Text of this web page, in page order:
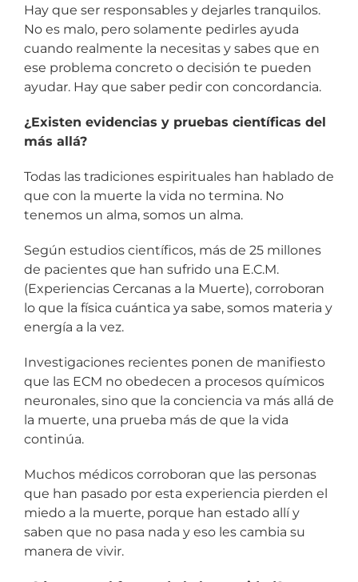
Hay que ser responsables y dejarles tranquilos.
No es malo, pero solamente pedirles ayuda
cuando realmente la necesitas y sabes que en
ese problema concreto o decisión te pueden
ayudar. Hay que saber pedir con concordancia.
¿Existen evidencias y pruebas científicas del
más allá?
Todas las tradiciones espirituales han hablado de
que con la muerte la vida no termina. No
tenemos un alma, somos un alma.
Según estudios científicos, más de 25 millones
de pacientes que han sufrido una E.C.M.
(Experiencias Cercanas a la Muerte), corroboran
lo que la física cuántica ya sabe, somos materia y
energía a la vez.
Investigaciones recientes ponen de manifiesto
que las ECM no obedecen a procesos químicos
neuronales, sino que la conciencia va más allá de
la muerte, una prueba más de que la vida
continúa.
Muchos médicos corroboran que las personas
que han pasado por esta experiencia pierden el
miedo a la muerte, porque han estado allí y
saben que no pasa nada y eso les cambia su
manera de vivir.